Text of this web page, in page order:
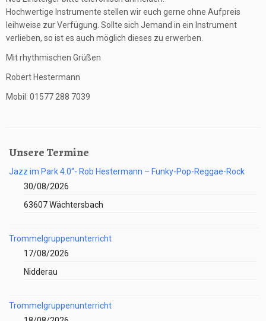
Hochwertige Instrumente stellen wir euch gerne ohne Aufpreis
leihweise zur Verfügung. Sollte sich Jemand in ein Instrument
verlieben, so ist es auch möglich dieses zu erwerben.
Mit rhythmischen Grüßen
Robert Hestermann
Mobil: 01577 288 7039
Unsere Termine
Jazz im Park 4.0“- Rob Hestermann – Funky-Pop-Reggae-Rock
30/08/2026
63607 Wächtersbach
Trommelgruppenunterricht
17/08/2026
Nidderau
Trommelgruppenunterricht